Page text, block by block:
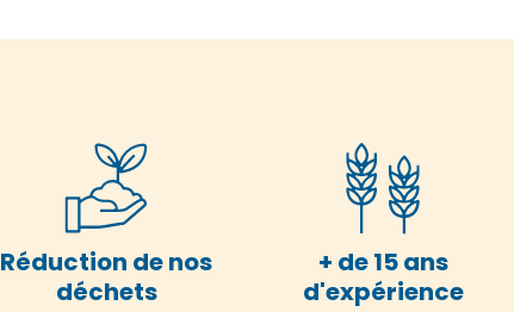
Réduction de nos
déchets
+ de 15 ans
d'expérience